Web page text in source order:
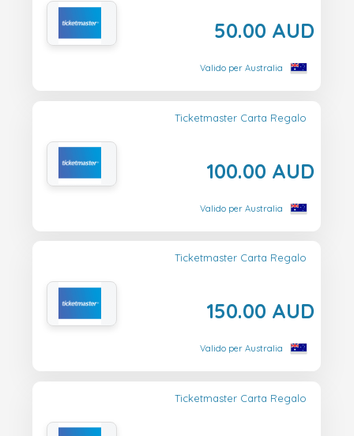
50.00 AUD
Valido per Australia
Ticketmaster Carta Regalo
100.00 AUD
Valido per Australia
Ticketmaster Carta Regalo
150.00 AUD
Valido per Australia
Ticketmaster Carta Regalo